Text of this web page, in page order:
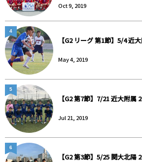
Oct 9, 2019
【G2 リーグ 第1節】5/4 近
May 4, 2019
4
【G2 第7節】7/21 近大附属
Jul 21, 2019
5
【G2 第3節】5/25 関大北陽
6